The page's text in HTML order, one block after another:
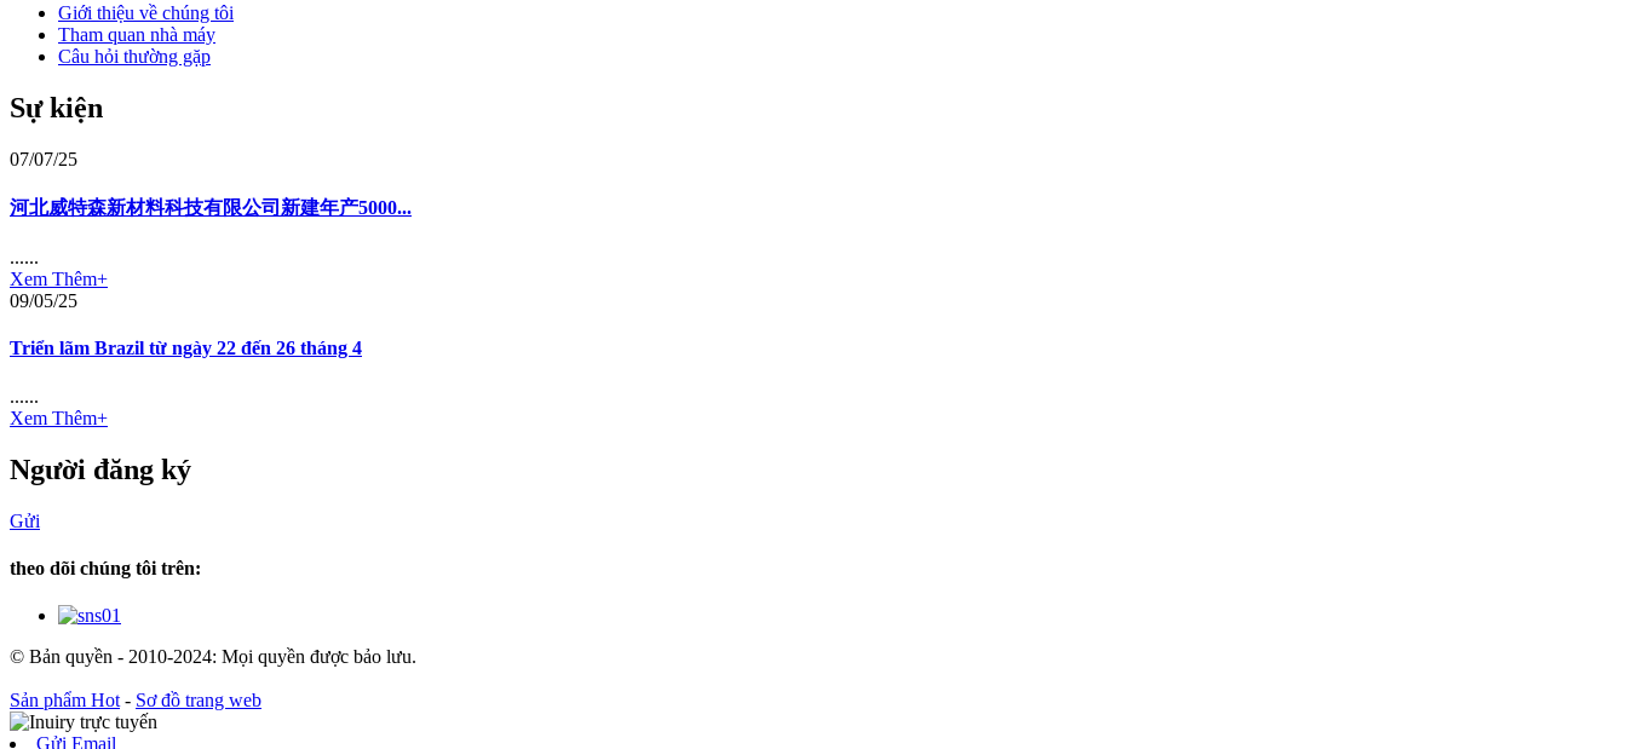
Giới thiệu về chúng tôi
Tham quan nhà máy
Câu hỏi thường gặp
Sự kiện
07/07/25
河北威特森新材料科技有限公司新建年产5000...
......
Xem Thêm+
09/05/25
Triển lãm Brazil từ ngày 22 đến 26 tháng 4
......
Xem Thêm+
Người đăng ký
Gửi
theo dõi chúng tôi trên:
© Bản quyền - 2010-2024: Mọi quyền được bảo lưu.
Sản phẩm Hot - Sơ đồ trang web
Gửi Email